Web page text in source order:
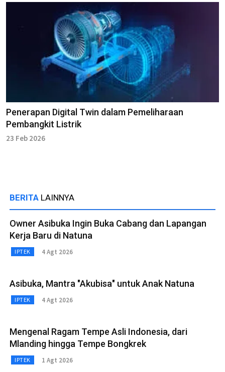
Penerapan Digital Twin dalam Pemeliharaan
Pembangkit Listrik
23 Feb 2026
BERITA LAINNYA
Owner Asibuka Ingin Buka Cabang dan Lapangan
Kerja Baru di Natuna
IPTEK 4 Agt 2026
Asibuka, Mantra "Akubisa" untuk Anak Natuna
IPTEK 4 Agt 2026
Mengenal Ragam Tempe Asli Indonesia, dari
Mlanding hingga Tempe Bongkrek
IPTEK 1 Agt 2026